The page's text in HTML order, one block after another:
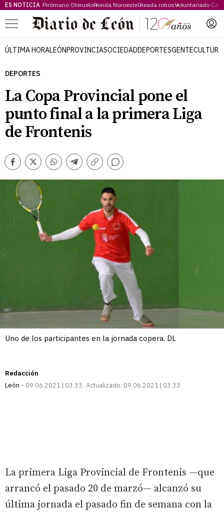
ES NOTICIA Pirómano OterueloRonda NoroesteOleada robosVoluntariado
Menú
ÚLTIMA HORALEÓNPROVINCIASOCIEDADDEPORTESGENTECULTURA
DEPORTES
La Copa Provincial pone el
punto final a la primera Liga
de Frontenis
Facebook
TwitterWhatsappTelegram
Copiar
Comentarios
Uno de los participantes en la jornada copera. DL
Redacción
León
09.06.2021 | 03:33 Actualizado: 09.06.2021 | 03:33
La primera Liga Provincial de Frontenis —que
arrancó el pasado 20 de marzó— alcanzó su
última jornada el pasado fin de semana con la